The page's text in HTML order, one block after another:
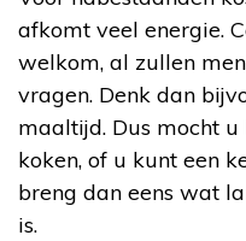
afkomt veel energie.
welkom, al zullen
vragen. Denk dan
maaltijd. Dus mocht
koken, of u kunt een
breng dan eens wat
is.